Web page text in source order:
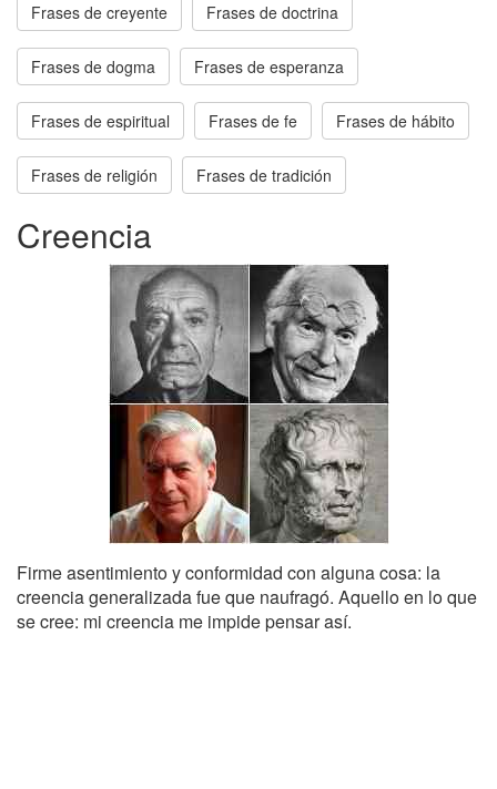
Frases de creyente Frases de doctrina
Frases de dogma Frases de esperanza
Frases de espiritual Frases de fe Frases de hábito
Frases de religión Frases de tradición
Creencia
Firme asentimiento y conformidad con alguna cosa: la
creencia generalizada fue que naufragó. Aquello en lo que
se cree: mi creencia me impide pensar así.